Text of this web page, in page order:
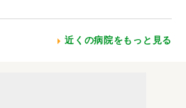
近くの病院をもっと見る